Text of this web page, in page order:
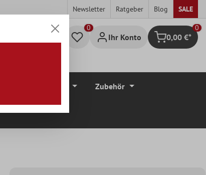
Newsletter Ratgeber Blog SALE
Ihr Konto Warenkorb
0
0,00 €*
Zubehör